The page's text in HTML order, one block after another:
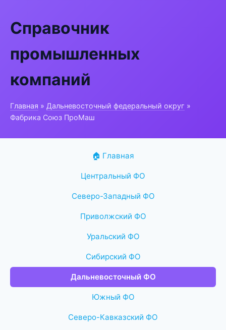
Справочник
промышленных
компаний
Главная » Дальневосточный федеральный округ »
Фабрика Союз ПроМаш
🏠 Главная
Центральный ФО
Северо-Западный ФО
Приволжский ФО
Уральский ФО
Сибирский ФО
Дальневосточный ФО
Южный ФО
Северо-Кавказский ФО